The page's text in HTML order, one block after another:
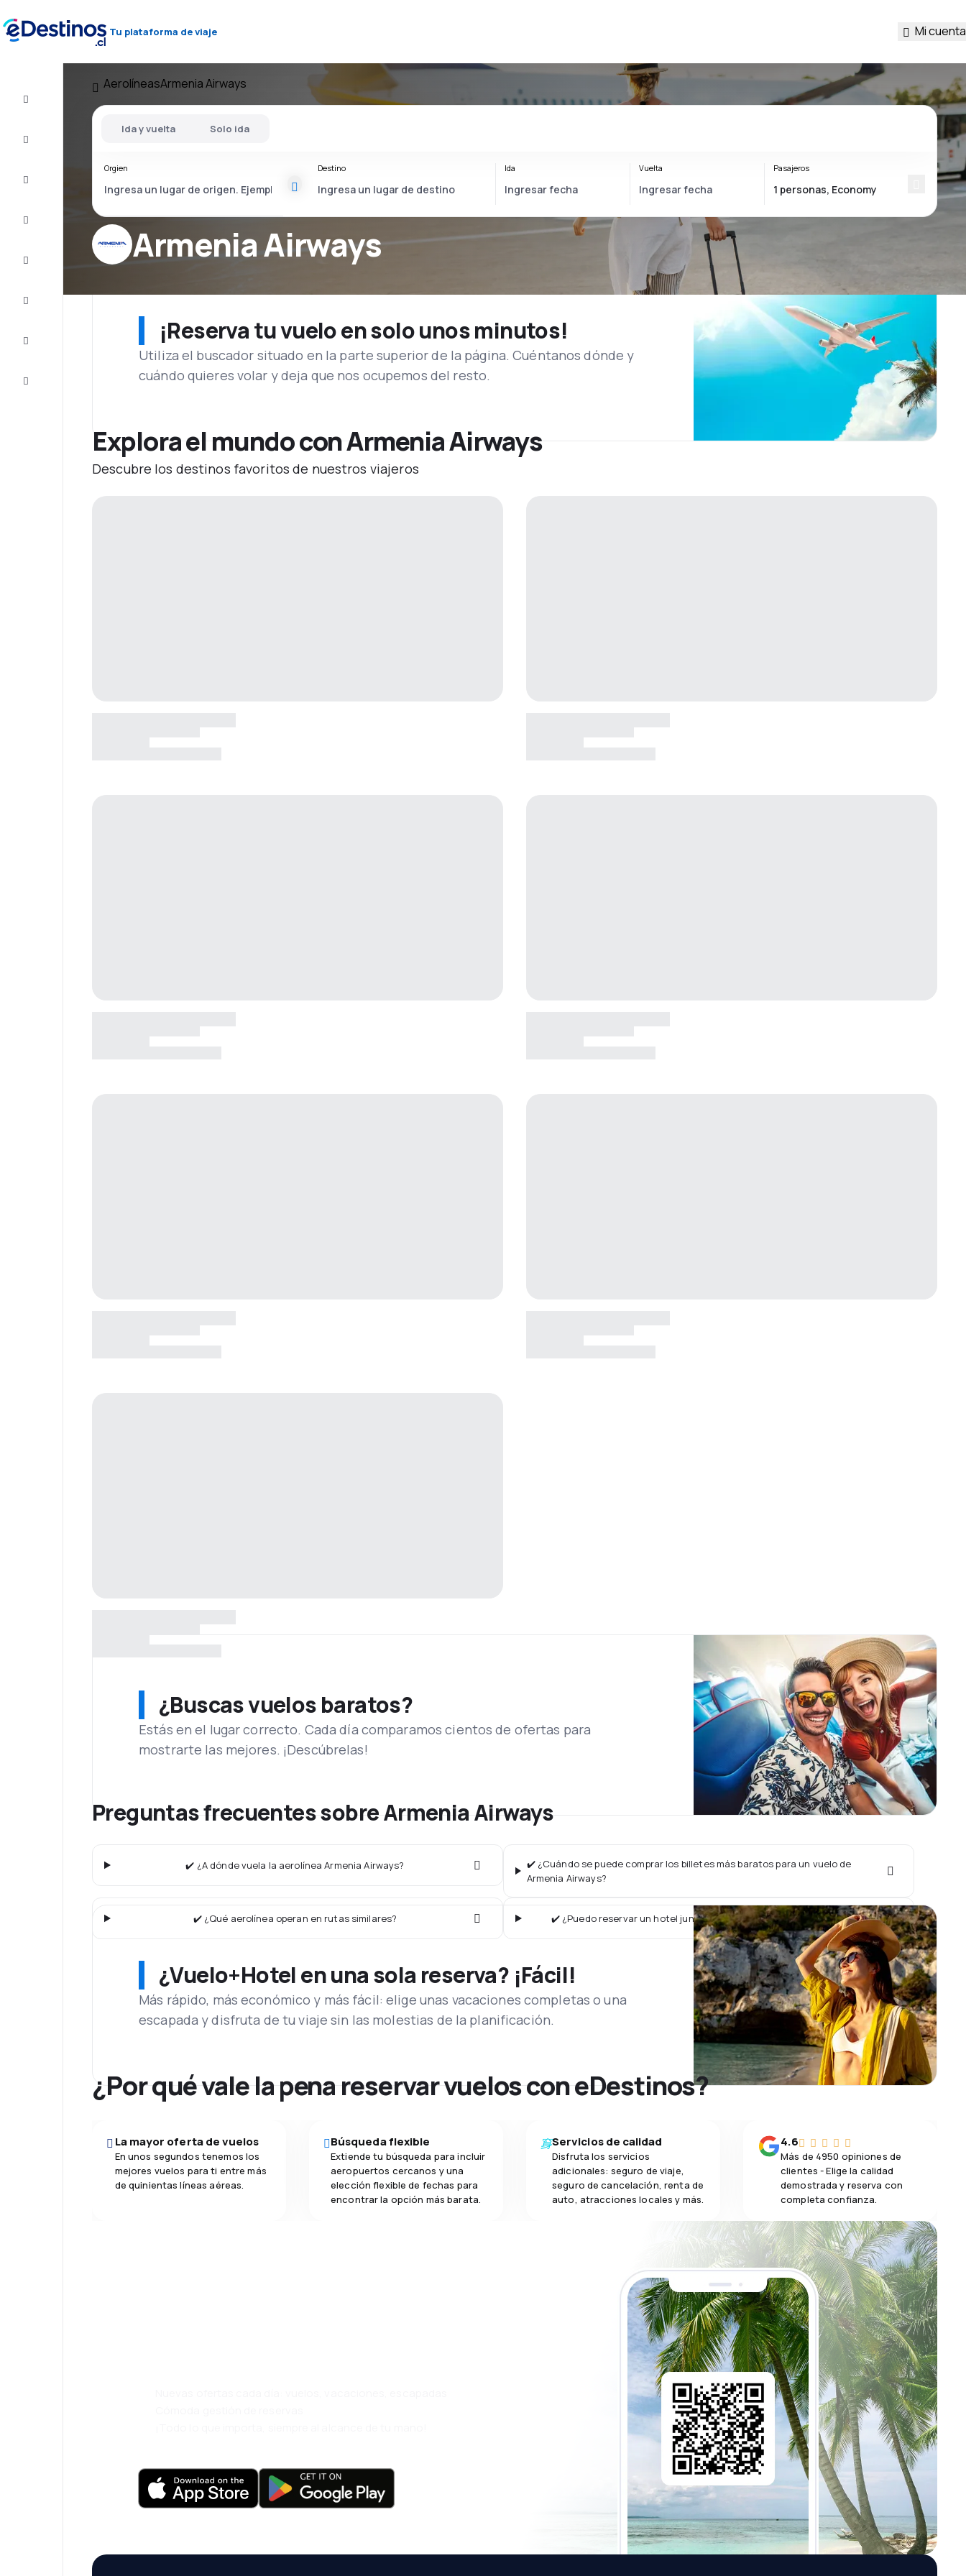
Tu plataforma de viaje Mi cuenta
Completa
AerolíneasArmenia Airways
Armenia Airways
Ida y vuelta Solo ida
Orgien Destino Ida Vuelta Pasajeros
¡Reserva tu vuelo en solo unos minutos!
Utiliza el buscador situado en la parte superior de la página. Cuéntanos dónde y
cuándo quieres volar y deja que nos ocupemos del resto.
Explora el mundo con Armenia Airways
Descubre los destinos favoritos de nuestros viajeros
¿Buscas vuelos baratos?
Estás en el lugar correcto. Cada día comparamos cientos de ofertas para
mostrarte las mejores. ¡Descúbrelas!
Preguntas frecuentes sobre Armenia Airways
✔️ ¿A dónde vuela la aerolínea Armenia Airways?
✔️ ¿Cuándo se puede comprar los billetes más baratos para un vuelo de
Armenia Airways?
✔️ ¿Qué aerolínea operan en rutas similares? ✔️ ¿Puedo reservar un hotel junto con un vuelo de Armenia Airways?
¿Vuelo+Hotel en una sola reserva? ¡Fácil!
Más rápido, más económico y más fácil: elige unas vacaciones completas o una
escapada y disfruta de tu viaje sin las molestias de la planificación.
¿Por qué vale la pena reservar vuelos con eDestinos?
La mayor oferta de vuelos
En unos segundos tenemos los
mejores vuelos para ti entre más
de quinientas líneas aéreas.
Búsqueda flexible
Extiende tu búsqueda para incluir
aeropuertos cercanos y una
elección flexible de fechas para
encontrar la opción más barata.
Servicios de calidad
Disfruta los servicios
adicionales: seguro de viaje,
seguro de cancelación, renta de
auto, atracciones locales y más.
4.6
Más de 4950 opiniones de
clientes - Elige la calidad
demostrada y reserva con
completa confianza.